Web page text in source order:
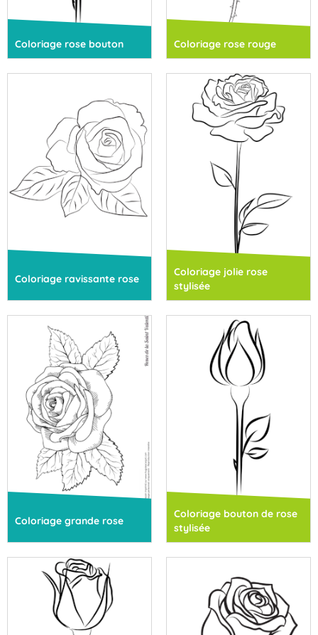
Coloriage rose bouton Coloriage rose rouge
Coloriage ravissante rose
Coloriage jolie rose
stylisée
Coloriage grande rose
Coloriage bouton de rose
stylisée